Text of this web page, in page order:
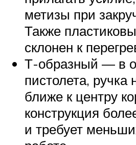
метизы при
Также
склонен к
Т-образный — в
пистолета, ручка
ближе к центру
конструкция
и требует